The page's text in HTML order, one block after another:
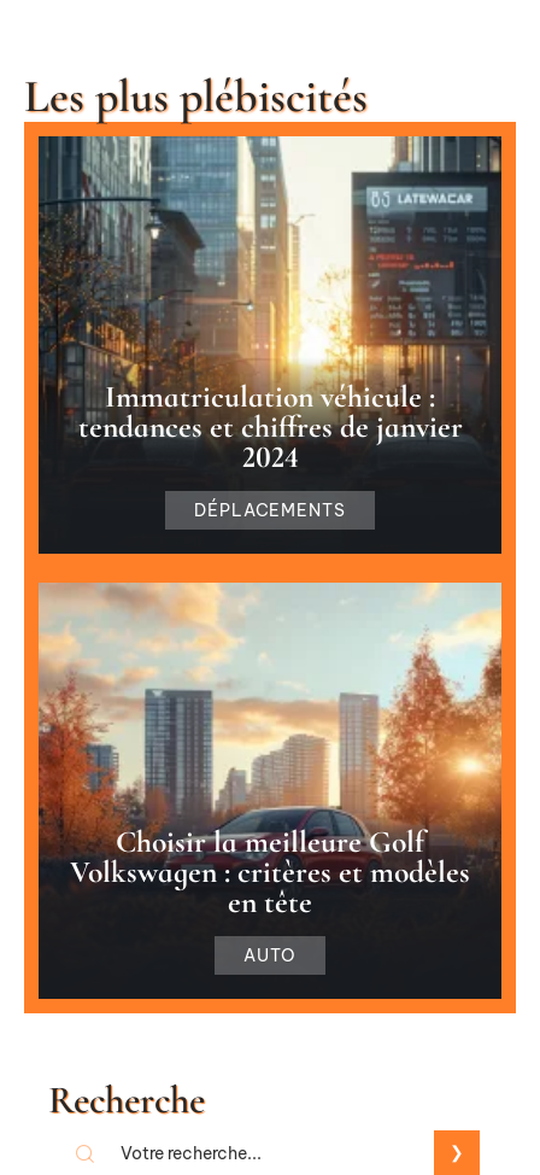
Les plus plébiscités
Immatriculation véhicule :
tendances et chiffres de janvier
2024
DÉPLACEMENTS
Choisir la meilleure Golf
Volkswagen : critères et modèles
en tête
AUTO
Recherche